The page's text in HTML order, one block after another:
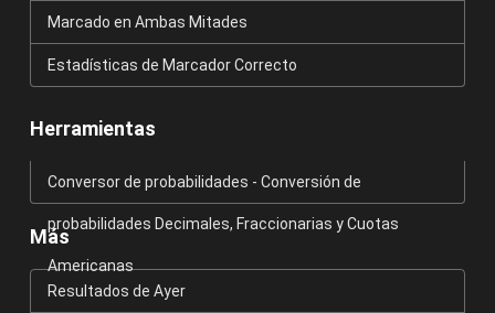
Marcado en Ambas Mitades
Estadísticas de Marcador Correcto
Herramientas
Conversor de probabilidades - Conversión de
probabilidades Decimales, Fraccionarias y Cuotas
Americanas
Más
Resultados de Ayer